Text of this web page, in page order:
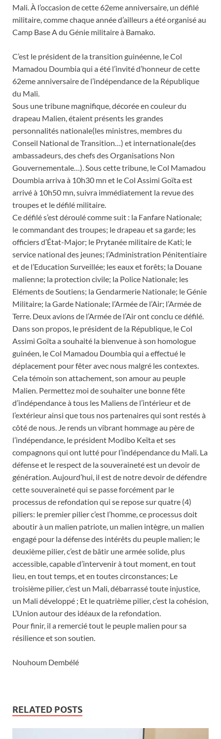
Mali. À l’occasion de cette 62eme anniversaire, un défilé
militaire, comme chaque année d’ailleurs a été organisé au
Camp Base A du Génie militaire à Bamako.
C’est le président de la transition guinéenne, le Col
Mamadou Doumbia qui a été l’invité d’honneur de cette
62eme anniversaire de l’indépendance de la République
du Mali.
Sous une tribune magnifique, décorée en couleur du
drapeau Malien, étaient présents les grandes
personnalités nationale(les ministres, membres du
Conseil National de Transition…) et internationale(des
ambassadeurs, des chefs des Organisations Non
Gouvernementale…). Sous cette tribune, le Col Mamadou
Doumbia arriva à 10h30 mn et le Col Assimi Goïta est
arrivé à 10h50 mn, suivra immédiatement la revue des
troupes et le défilé militaire.
Ce défilé s’est déroulé comme suit : la Fanfare Nationale;
le commandant des troupes; le drapeau et sa garde; les
officiers d’État-Major; le Prytanée militaire de Kati; le
service national des jeunes; l’Administration Pénitentiaire
et de l’Education Surveillée; les eaux et forêts; la Douane
malienne; la protection civile; la Police Nationale; les
Eléments de Soutiens; la Gendarmerie Nationale; le Génie
Militaire; la Garde Nationale; l’Armée de l’Air; l’Armée de
Terre. Deux avions de l’Armée de l’Air ont conclu ce défilé.
Dans son propos, le président de la République, le Col
Assimi Goïta a souhaité la bienvenue à son homologue
guinéen, le Col Mamadou Doumbia qui a effectué le
déplacement pour fêter avec nous malgré les contextes.
Cela témoin son attachement, son amour au peuple
Malien. Permettez moi de souhaiter une bonne fête
d’indépendance à tous les Maliens de l’intérieur et de
l’extérieur ainsi que tous nos partenaires qui sont restés à
côté de nous. Je rends un vibrant hommage au père de
l’indépendance, le président Modibo Keïta et ses
compagnons qui ont lutté pour l’indépendance du Mali. La
défense et le respect de la souveraineté est un devoir de
génération. Aujourd’hui, il est de notre devoir de défendre
cette souveraineté qui se passe forcément par le
processus de refondation qui se repose sur quatre (4)
piliers: le premier pilier c’est l’homme, ce processus doit
aboutir à un malien patriote, un malien intègre, un malien
engagé pour la défense des intérêts du peuple malien; le
deuxième pilier, c’est de bâtir une armée solide, plus
accessible, capable d’intervenir à tout moment, en tout
lieu, en tout temps, et en toutes circonstances; Le
troisième pilier, c’est un Mali, débarrassé toute injustice,
un Mali développé ; Et le quatrième pilier, c’est la cohésion,
L’Union autour des idéaux de la refondation.
Pour finir, il a remercié tout le peuple malien pour sa
résilience et son soutien.
Nouhoum Dembélé
RELATED POSTS